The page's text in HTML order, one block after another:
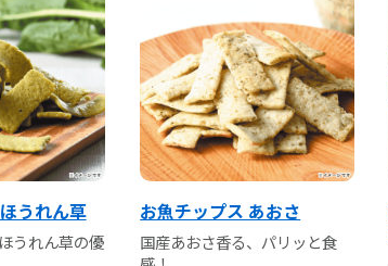
うれん草
うれん草の優
お魚チップス あおさ
国産あおさ香る、パリッと食